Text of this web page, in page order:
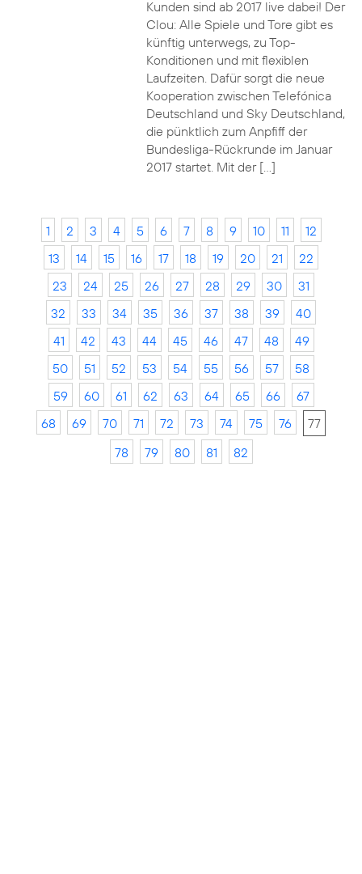
Kunden sind ab 2017 live dabei! Der
Clou: Alle Spiele und Tore gibt es
künftig unterwegs, zu Top-
Konditionen und mit flexiblen
Laufzeiten. Dafür sorgt die neue
Kooperation zwischen Telefónica
Deutschland und Sky Deutschland,
die pünktlich zum Anpfiff der
Bundesliga-Rückrunde im Januar
2017 startet. Mit der […]
1 2 3 4 5 6 7 8 9 10 11
12
13
14 15 16 17 18 19 20 21
22
23
24 25 26 27 28 29 30
31
32
33 34 35 36 37 38 39
40
41
42 43 44 45 46 47 48
49
50
51 52 53 54 55 56 57
58
59
60 61 62 63 64 65 66
67
68
69 70 71 72 73 74 75 76
77
78
79 80 81 82